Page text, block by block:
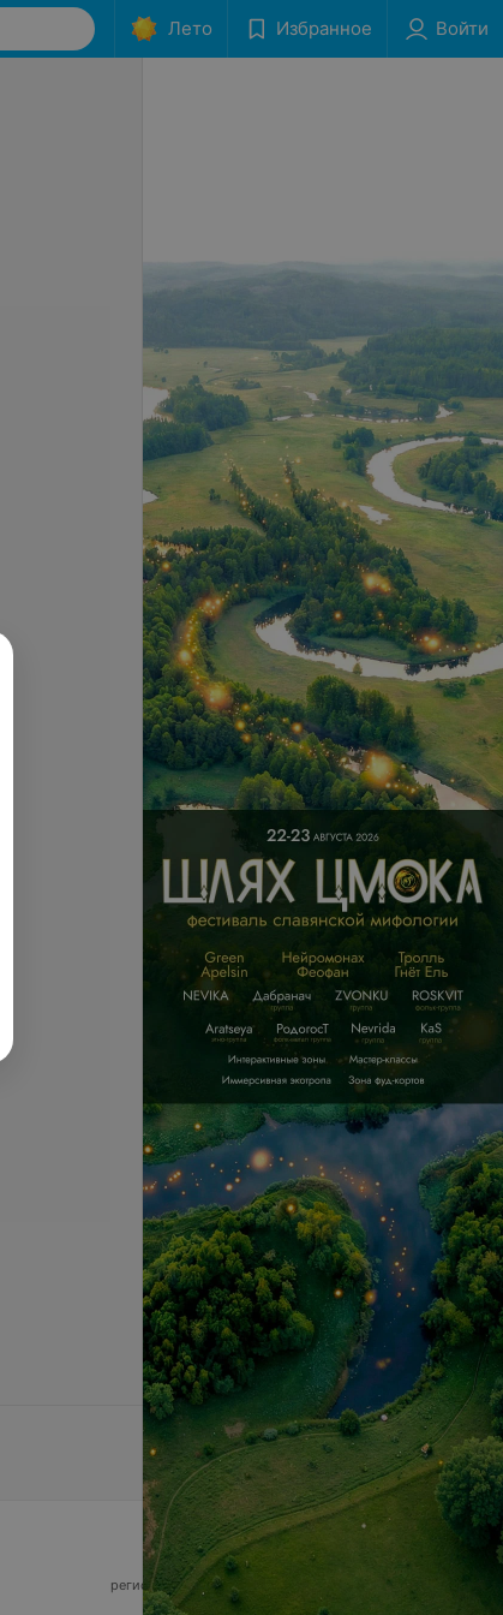
Лето Избранное Войти
© 2026 ООО «Артокс Лаб», УНП 191700409,
регистрирующий орган - Минский горисполком
220012, Республика Беларусь, г. Минск,